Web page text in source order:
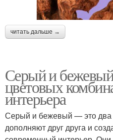
читать дальше →
Серый и
цветовых
интерьера
Серый и бежевый — это два
дополняют друг друга и